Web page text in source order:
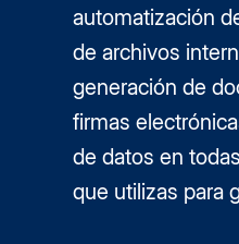
automatización
de archivos
generación de
firmas
de datos en
que utilizas para